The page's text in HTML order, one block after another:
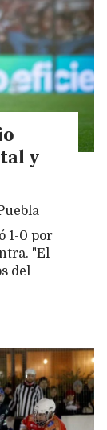
y
1-0 por
"El
del